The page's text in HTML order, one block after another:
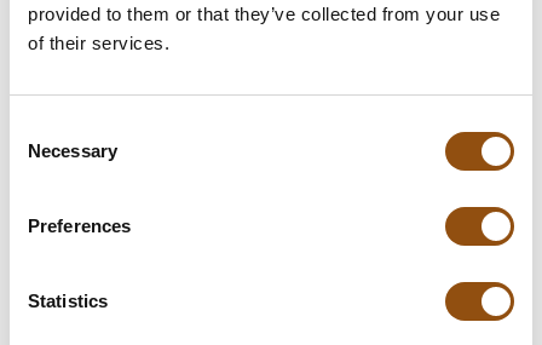
provided to them or that they’ve collected from your use
of their services.
Selection
Necessary
Preferences
Statistics
de winkelwagen.
Verpakking